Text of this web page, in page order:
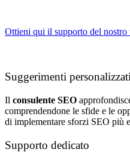
Ottieni qui il supporto del nostro
Suggerimenti
Il consulente SEO
comprendendone le sfide e le
di implementare sforzi SEO più
Supporto dedicato